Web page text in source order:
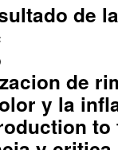
de
de
y la